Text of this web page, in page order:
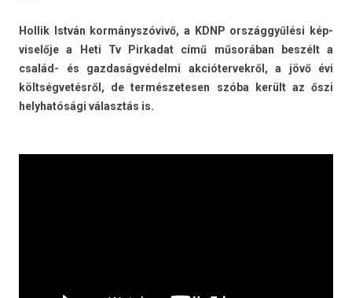
Hol­lik István kormányszóvivő, a KDNP országgyűlési kép­
viselője a Heti Tv Pir­kadat című műsorában beszélt a
család- és gaz­daság­védel­mi ak­cióter­vekről, a jövő évi
költségvetésről, de ter­mészetes­en szóba került az őszi
helyhatósági választás is.